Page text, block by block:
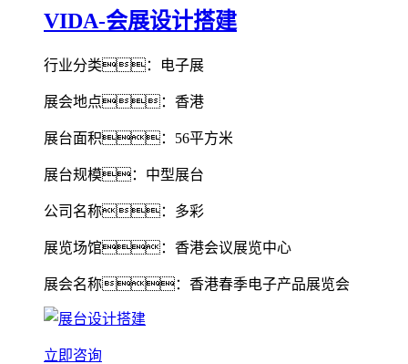
VIDA-会展设计搭建
行业分类：电子展
展会地点：香港
展台面积：56平方米
展台规模：中型展台
公司名称：多彩
展览场馆：香港会议展览中心
展会名称：香港春季电子产品展览会
立即咨询